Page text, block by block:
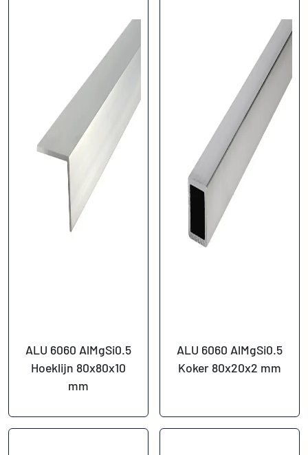
ALU 6060 AlMgSi0.5
Hoeklijn 80x80x10
mm
ALU 6060 AlMgSi0.5
Koker 80x20x2 mm